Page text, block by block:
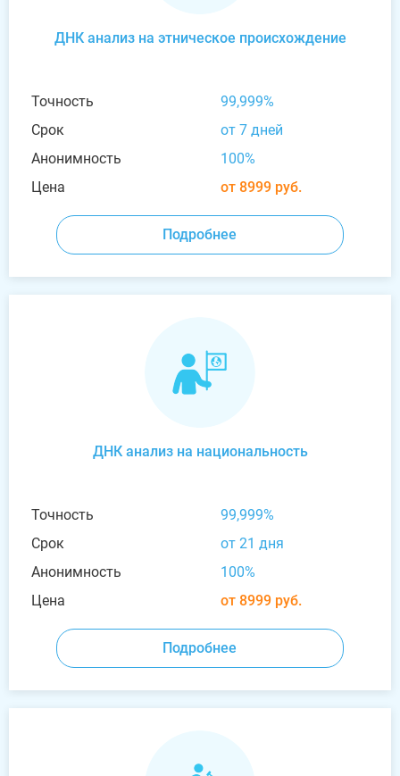
ДНК анализ на этническое происхождение
Точность
99,999%
Срок
от 7 дней
Анонимность
100%
Цена
от 8999 руб.
Подробнее
ДНК анализ на национальность
Точность
99,999%
Срок
от 21 дня
Анонимность
100%
Цена
от 8999 руб.
Подробнее